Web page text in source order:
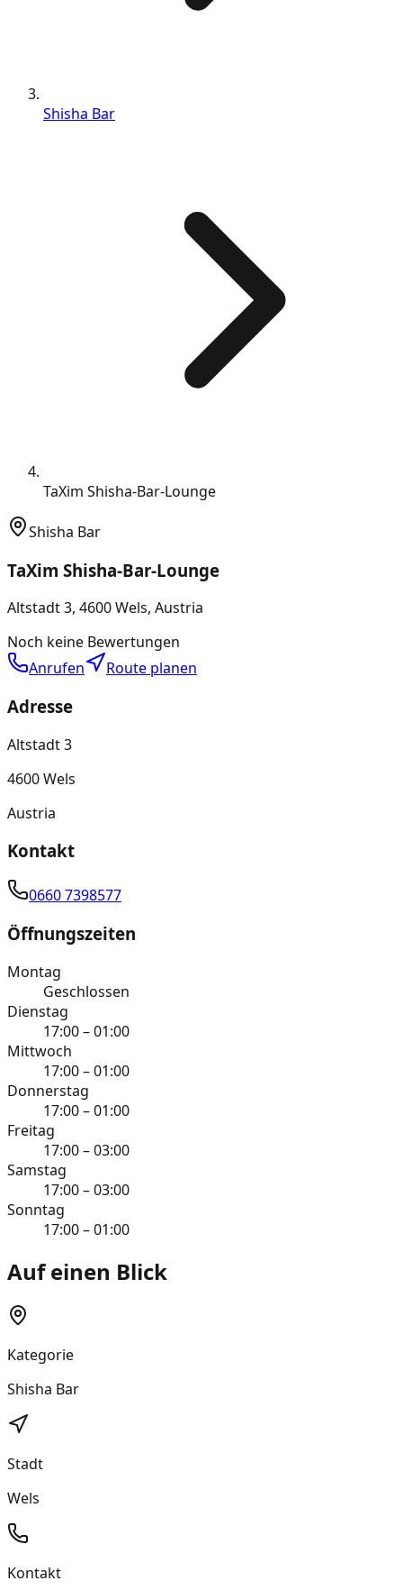
Shisha Bar
TaXim Shisha-Bar-Lounge
Shisha Bar
TaXim Shisha-Bar-Lounge
Altstadt 3, 4600 Wels, Austria
Noch keine Bewertungen
Anrufen
Route planen
Adresse
Altstadt 3
4600 Wels
Austria
Kontakt
0660 7398577
Öffnungszeiten
Montag
Geschlossen
Dienstag
17:00 – 01:00
Mittwoch
17:00 – 01:00
Donnerstag
17:00 – 01:00
Freitag
17:00 – 03:00
Samstag
17:00 – 03:00
Sonntag
17:00 – 01:00
Auf einen Blick
Kategorie
Shisha Bar
Stadt
Wels
Kontakt